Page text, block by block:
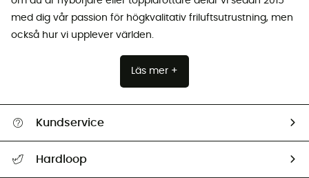
med dig vår passion för högkvalitativ friluftsutrustning, men
också hur vi upplever världen.
Läs mer +
Kundservice
Hardloop